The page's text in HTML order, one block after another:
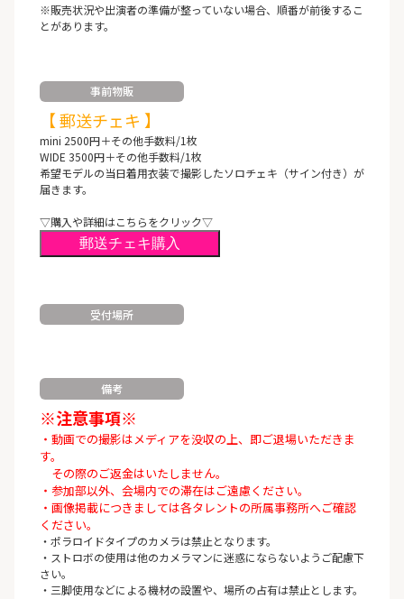
※販売状況や出演者の準備が整っていない場合、順番が前後するこ
とがあります。
事前物販
【 郵送チェキ 】
mini 2500円＋その他手数料/1枚
WIDE 3500円＋その他手数料/1枚
希望モデルの当日着用衣装で撮影したソロチェキ（サイン付き）が
届きます。
▽購入や詳細はこちらをクリック▽
郵送チェキ購入
受付場所
備考
※注意事項※
・動画での撮影はメディアを没収の上、即ご退場いただきま
す。
その際のご返金はいたしません。
・参加部以外、会場内での滞在はご遠慮ください。
・画像掲載につきましては各タレントの所属事務所へご確認
ください。
・ポラロイドタイプのカメラは禁止となります。
・ストロボの使用は他のカメラマンに迷惑にならないようご配慮下
さい。
・三脚使用などによる機材の設置や、場所の占有は禁止とします。